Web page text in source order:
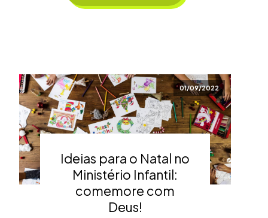
01/09/2022
Ideias para o Natal no
Ministério Infantil:
comemore com
Deus!